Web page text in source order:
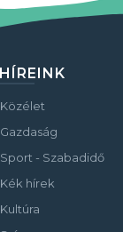
HÍREINK
Közélet
Gazdaság
Sport - Szabadidő
Kék hírek
Kultúra